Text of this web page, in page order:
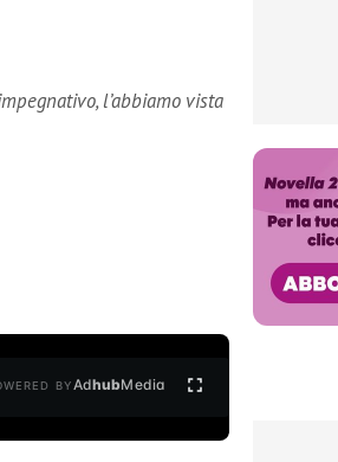
l’abbiamo vista
BYAdhubMedia